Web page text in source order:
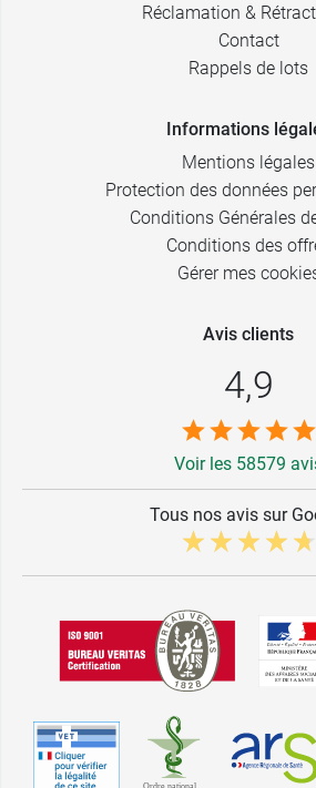
Réclamation &
Contact
Rappels de lots
Informations
Mentions légales
Protection des données
Conditions Générales
Conditions des
Gérer mes
Avis clients
4,9
Voir les 58579
Tous nos avis sur